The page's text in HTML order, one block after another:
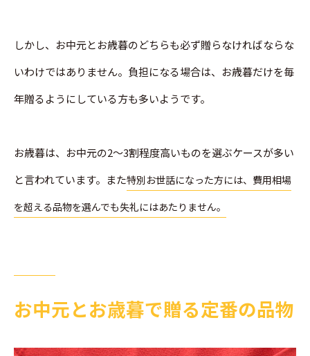
しかし、お中元とお歳暮のどちらも必ず贈らなければならな
いわけではありません。負担になる場合は、お歳暮だけを毎
年贈るようにしている方も多いようです。
お歳暮は、お中元の2～3割程度高いものを選ぶケースが多い
と言われています。また特別お世話になった方には、費用相場
を超える品物を選んでも失礼にはあたりません。
お中元とお歳暮で贈る定番の品物